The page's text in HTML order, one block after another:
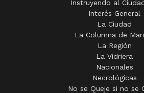
Instruyendo al
Interés General
La Ciudad
La Columna de
La Región
La Vidriera
Nacionales
Necrológicas
No se Queje si no se